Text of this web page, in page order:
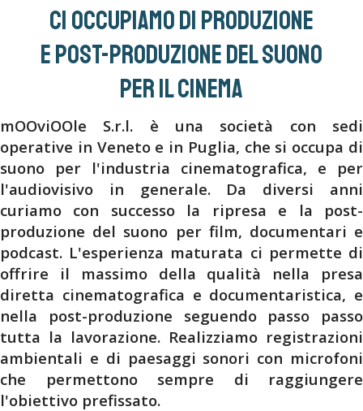
Ci occupiamo di produzione
e post-produzione del suono
per il cinema
mOOviOOle S.r.l. è una società con sedi
operative in Veneto e in Puglia, che si occupa di
suono per l'industria cinematografica, e per
l'audiovisivo in generale. Da diversi anni
curiamo con successo la ripresa e la post-
produzione del suono per film, documentari e
podcast. L'esperienza maturata ci permette di
offrire il massimo della qualità nella presa
diretta cinematografica e documentaristica, e
nella post-produzione seguendo passo passo
tutta la lavorazione. Realizziamo registrazioni
ambientali e di paesaggi sonori con microfoni
che permettono sempre di raggiungere
l'obiettivo prefissato.